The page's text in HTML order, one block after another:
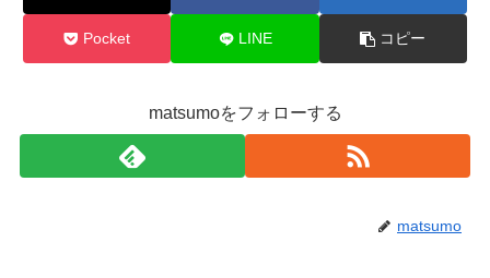
Pocket LINE コピー
matsumoをフォローする
matsumo